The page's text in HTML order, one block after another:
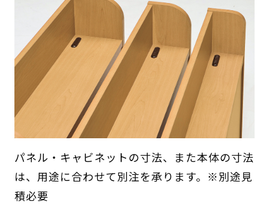
パネル・キャビネットの寸法、また本体の寸法
は、用途に合わせて別注を承ります。※別途見
積必要